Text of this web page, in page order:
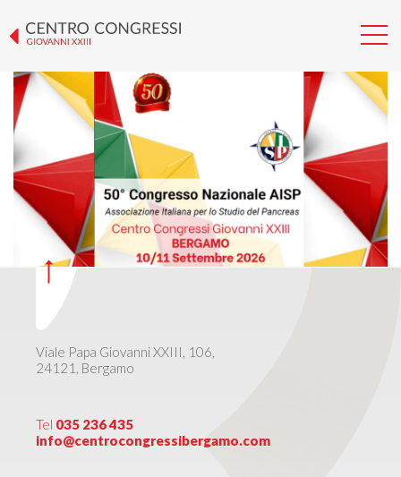
50° CONGRESSO NAZIONALE
Viale Papa Giovanni XXIII, 106,
24121, Bergamo
Tel 035 236 435
info@centrocongressibergamo.com